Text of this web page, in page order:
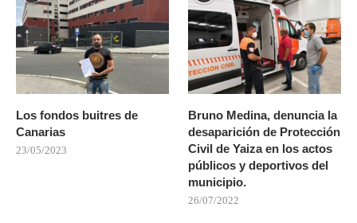
Los fondos buitres de
Canarias
23/05/2023
Bruno Medina, denuncia la
desaparición de Protección
Civil de Yaiza en los actos
públicos y deportivos del
municipio.
26/07/2022